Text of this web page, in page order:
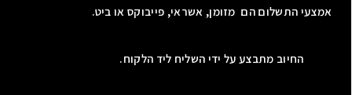
אמצעי התשלום הם מזומן, אשראי, פייבוקס או ביט.
החיוב מתבצע על ידי השליח ליד הלקוח.